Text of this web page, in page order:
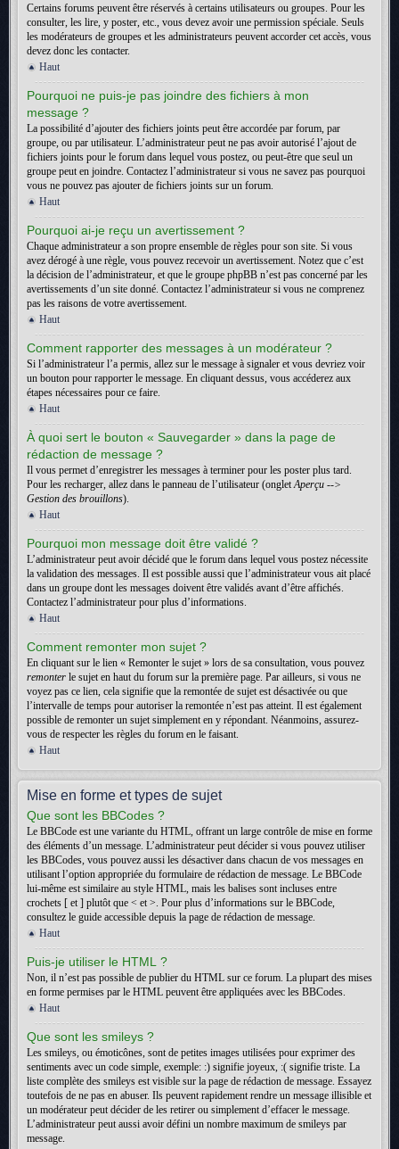
Certains forums peuvent être réservés à certains utilisateurs ou groupes. Pour les
consulter, les lire, y poster, etc., vous devez avoir une permission spéciale. Seuls
les modérateurs de groupes et les administrateurs peuvent accorder cet accès, vous
devez donc les contacter.
Haut
Pourquoi ne puis-je pas joindre des fichiers à mon
message ?
La possibilité d’ajouter des fichiers joints peut être accordée par forum, par
groupe, ou par utilisateur. L’administrateur peut ne pas avoir autorisé l’ajout de
fichiers joints pour le forum dans lequel vous postez, ou peut-être que seul un
groupe peut en joindre. Contactez l’administrateur si vous ne savez pas pourquoi
vous ne pouvez pas ajouter de fichiers joints sur un forum.
Haut
Pourquoi ai-je reçu un avertissement ?
Chaque administrateur a son propre ensemble de règles pour son site. Si vous
avez dérogé à une règle, vous pouvez recevoir un avertissement. Notez que c’est
la décision de l’administrateur, et que le groupe phpBB n’est pas concerné par les
avertissements d’un site donné. Contactez l’administrateur si vous ne comprenez
pas les raisons de votre avertissement.
Haut
Comment rapporter des messages à un modérateur ?
Si l’administrateur l’a permis, allez sur le message à signaler et vous devriez voir
un bouton pour rapporter le message. En cliquant dessus, vous accéderez aux
étapes nécessaires pour ce faire.
Haut
À quoi sert le bouton « Sauvegarder » dans la page de
rédaction de message ?
Il vous permet d’enregistrer les messages à terminer pour les poster plus tard.
Pour les recharger, allez dans le panneau de l’utilisateur (ongletAperçu -->
Gestion des brouillons).
Haut
Pourquoi mon message doit être validé ?
L’administrateur peut avoir décidé que le forum dans lequel vous postez nécessite
la validation des messages. Il est possible aussi que l’administrateur vous ait placé
dans un groupe dont les messages doivent être validés avant d’être affichés.
Contactez l’administrateur pour plus d’informations.
Haut
Comment remonter mon sujet ?
En cliquant sur le lien « Remonter le sujet » lors de sa consultation, vous pouvez
remonter le sujet en haut du forum sur la première page. Par ailleurs, si vous ne
voyez pas ce lien, cela signifie que la remontée de sujet est désactivée ou que
l’intervalle de temps pour autoriser la remontée n’est pas atteint. Il est également
possible de remonter un sujet simplement en y répondant. Néanmoins, assurez-
vous de respecter les règles du forum en le faisant.
Haut
Mise en forme et types de sujet
Que sont les BBCodes ?
Le BBCode est une variante du HTML, offrant un large contrôle de mise en forme
des éléments d’un message. L’administrateur peut décider si vous pouvez utiliser
les BBCodes, vous pouvez aussi les désactiver dans chacun de vos messages en
utilisant l’option appropriée du formulaire de rédaction de message. Le BBCode
lui-même est similaire au style HTML, mais les balises sont incluses entre
crochets [ et ] plutôt que < et >. Pour plus d’informations sur le BBCode,
consultez le guide accessible depuis la page de rédaction de message.
Haut
Puis-je utiliser le HTML ?
Non, il n’est pas possible de publier du HTML sur ce forum. La plupart des mises
en forme permises par le HTML peuvent être appliquées avec les BBCodes.
Haut
Que sont les smileys ?
Les smileys, ou émoticônes, sont de petites images utilisées pour exprimer des
sentiments avec un code simple, exemple: :) signifie joyeux, :( signifie triste. La
liste complète des smileys est visible sur la page de rédaction de message. Essayez
toutefois de ne pas en abuser. Ils peuvent rapidement rendre un message illisible et
un modérateur peut décider de les retirer ou simplement d’effacer le message.
L’administrateur peut aussi avoir défini un nombre maximum de smileys par
message.